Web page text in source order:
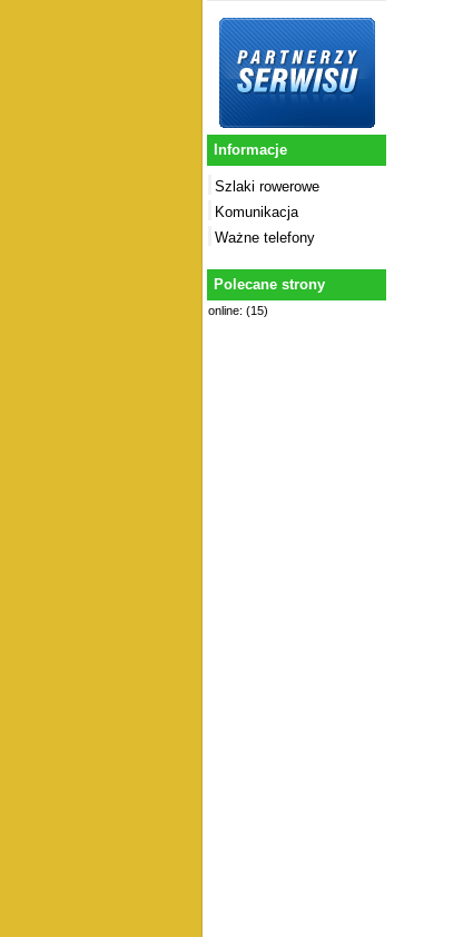
Informacje
Szlaki rowerowe
Komunikacja
Ważne telefony
Polecane strony
online: (15)